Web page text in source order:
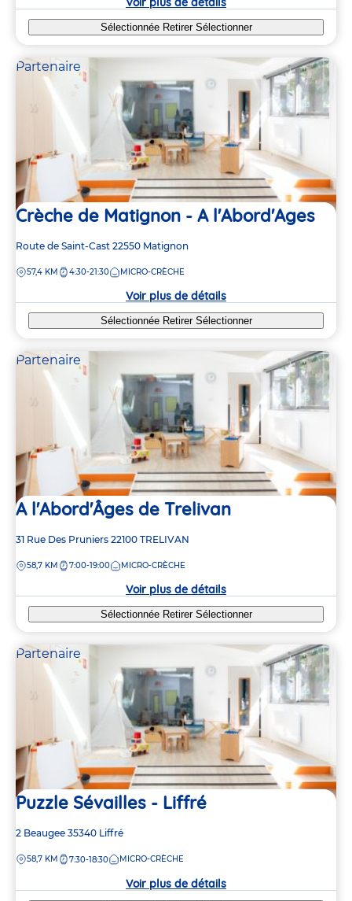
Sélectionnée Retirer Sélectionner
Partenaire
Crèche de Matignon - A l'Abord'Ages
Adresse
la
Route de Saint-Cast 22550 Matignon
DISTANCE
57,4 KM 4:30-21:30 MICRO-CRÈCHE
Voir plus de détails
Sélectionnée Retirer Sélectionner
Partenaire
A l'Abord'Âges de Trelivan
Adresse
la
31 Rue Des Pruniers 22100 TRELIVAN
DISTANCE
58,7 KM 7:00-19:00 MICRO-CRÈCHE
Voir plus de détails
Sélectionnée Retirer Sélectionner
Partenaire
Puzzle Sévailles - Liffré
Adresse
la
2 Beaugee 35340 Liffré
DISTANCE
58,7 KM 7:30-18:30 MICRO-CRÈCHE
Voir plus de détails